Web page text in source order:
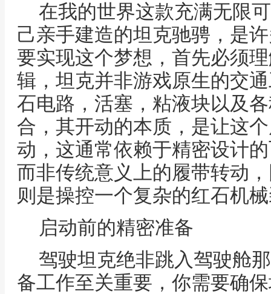
在我的世界这款充满无限
己亲手建造的坦克驰骋，是
要实现这个梦想，首先必须
辑，坦克并非游戏原生的交
石电路，活塞，粘液块以及
合，其开动的本质，是让这
动，这通常依赖于精密设计
而非传统意义上的履带转动
则是操控一个复杂的红石机
启动前的精密准备
驾驶坦克绝非跳入驾驶舱
备工作至关重要，你需要确